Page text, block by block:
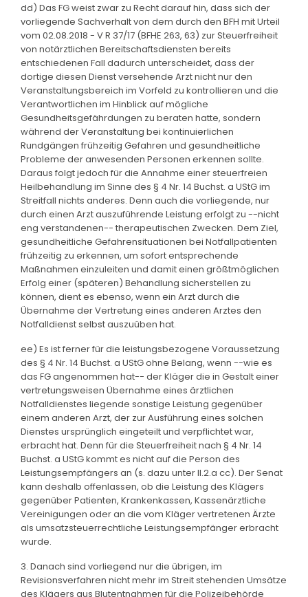
dd) Das FG weist zwar zu Recht darauf hin, dass sich der
vorliegende Sachverhalt von dem durch den BFH mit Urteil
vom 02.08.2018 - V R 37/17 (BFHE 263, 63) zur Steuerfreiheit
von notärztlichen Bereitschaftsdiensten bereits
entschiedenen Fall dadurch unterscheidet, dass der
dortige diesen Dienst versehende Arzt nicht nur den
Veranstaltungsbereich im Vorfeld zu kontrollieren und die
Verantwortlichen im Hinblick auf mögliche
Gesundheitsgefährdungen zu beraten hatte, sondern
während der Veranstaltung bei kontinuierlichen
Rundgängen frühzeitig Gefahren und gesundheitliche
Probleme der anwesenden Personen erkennen sollte.
Daraus folgt jedoch für die Annahme einer steuerfreien
Heilbehandlung im Sinne des § 4 Nr. 14 Buchst. a UStG im
Streitfall nichts anderes. Denn auch die vorliegende, nur
durch einen Arzt auszuführende Leistung erfolgt zu --nicht
eng verstandenen-- therapeutischen Zwecken. Dem Ziel,
gesundheitliche Gefahrensituationen bei Notfallpatienten
frühzeitig zu erkennen, um sofort entsprechende
Maßnahmen einzuleiten und damit einen größtmöglichen
Erfolg einer (späteren) Behandlung sicherstellen zu
können, dient es ebenso, wenn ein Arzt durch die
Übernahme der Vertretung eines anderen Arztes den
Notfalldienst selbst auszuüben hat.
ee) Es ist ferner für die leistungsbezogene Voraussetzung
des § 4 Nr. 14 Buchst. a UStG ohne Belang, wenn --wie es
das FG angenommen hat-- der Kläger die in Gestalt einer
vertretungsweisen Übernahme eines ärztlichen
Notfalldienstes liegende sonstige Leistung gegenüber
einem anderen Arzt, der zur Ausführung eines solchen
Dienstes ursprünglich eingeteilt und verpflichtet war,
erbracht hat. Denn für die Steuerfreiheit nach § 4 Nr. 14
Buchst. a UStG kommt es nicht auf die Person des
Leistungsempfängers an (s. dazu unter II.2.a cc). Der Senat
kann deshalb offenlassen, ob die Leistung des Klägers
gegenüber Patienten, Krankenkassen, Kassenärztliche
Vereinigungen oder an die vom Kläger vertretenen Ärzte
als umsatzsteuerrechtliche Leistungsempfänger erbracht
wurde.
3. Danach sind vorliegend nur die übrigen, im
Revisionsverfahren nicht mehr im Streit stehenden Umsätze
des Klägers aus Blutentnahmen für die Polizeibehörde